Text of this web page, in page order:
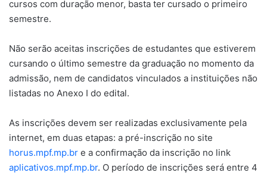
cursos com duração menor, basta ter cursado o primeiro
semestre.
Não serão aceitas inscrições de estudantes que estiverem
cursando o último semestre da graduação no momento da
admissão, nem de candidatos vinculados a instituições não
listadas no Anexo I do edital.
As inscrições devem ser realizadas exclusivamente pela
internet, em duas etapas: a pré-inscrição no site
horus.mpf.mp.br e a confirmação da inscrição no link
aplicativos.mpf.mp.br. O período de inscrições será entre 4